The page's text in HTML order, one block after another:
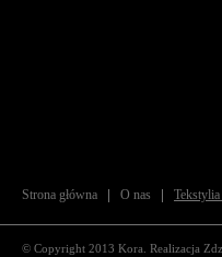
Strona główna O nas
© Copyright 2013 Kora . Realizacja